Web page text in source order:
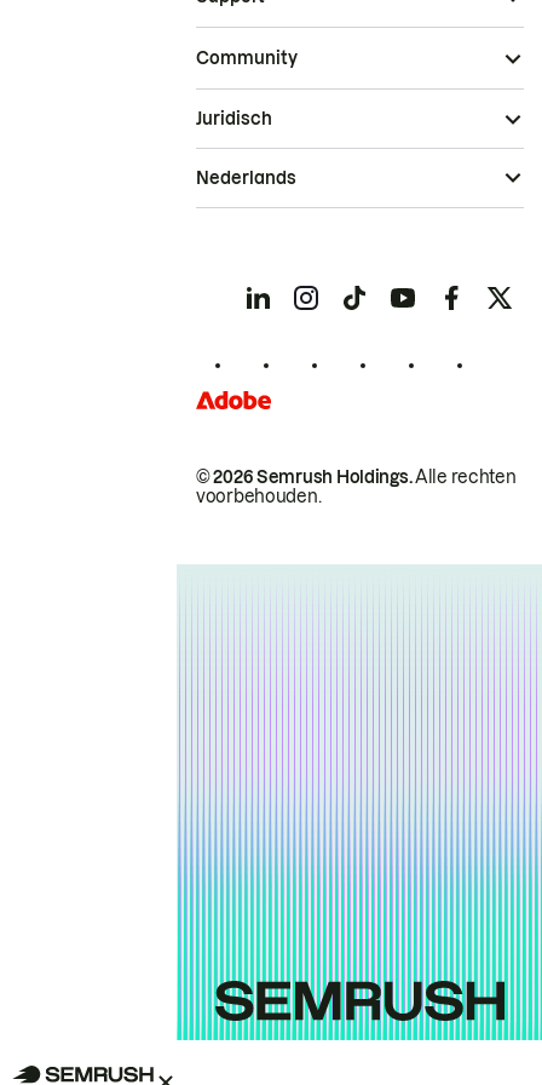
Community
© 2026 Semrush Holdings.Alle rechten
voorbehouden.
Juridisch
Nederlands